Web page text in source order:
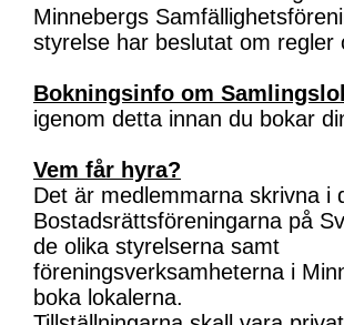
Minnebergs
styrelse har beslutat om regler
Bokningsinfo om
igenom detta innan du bokar
Vem får hyra?
Det är medlemmarna skrivna i
Bostadsrättsföreningarna på
de olika styrelserna samt
föreningsverksamheterna i
boka lokalerna.